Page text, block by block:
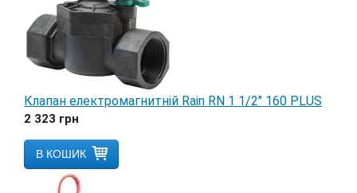
Клапан електромагнитній Rain RN 1 1/2" 160 PLUS
2 323 грн
В КОШИК